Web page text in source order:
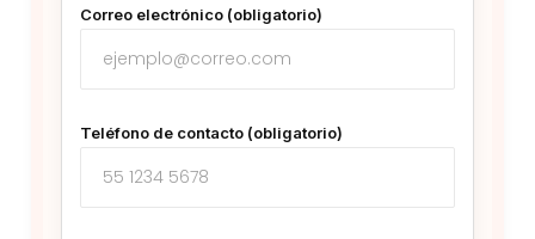
Correo electrónico (obligatorio)
Teléfono de contacto (obligatorio)